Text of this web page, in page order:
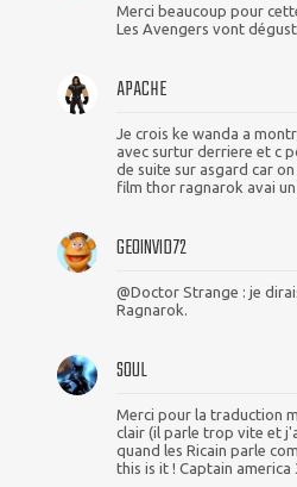
Merci beaucoup pour
Les Avengers vont
APACHE
Je crois ke wanda a
avec surtur derriere et c
de suite sur asgard car
film thor ragnarok avai
GEOINVID72
@Doctor Strange : je
Ragnarok.
SOUL
Merci pour la traduction
clair (il parle trop vite et
quand les Ricain parle
this is it ! Captain america